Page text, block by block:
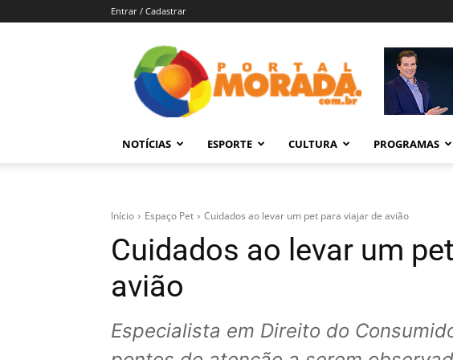
Entrar / Cadastrar
Morada
–
Araraquara
NOTÍCIAS ESPORTE CULTURA PROGRAMAS
Início Espaço Pet Cuidados ao levar um pet para viajar de avião
Cuidados ao levar um
avião
Especialista em Direito do